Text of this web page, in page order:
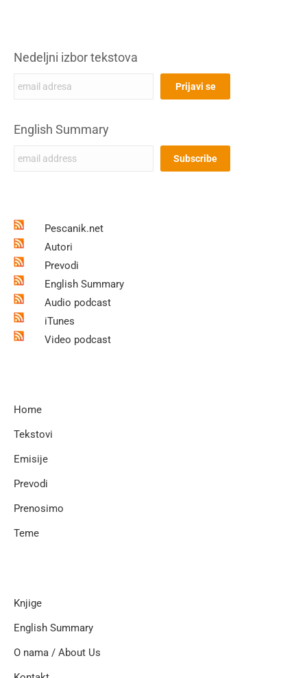
Nedeljni izbor tekstova
English Summary
Pescanik.net
Autori
Prevodi
English Summary
Audio podcast
iTunes
Video podcast
Home
Tekstovi
Emisije
Prevodi
Prenosimo
Teme
Knjige
English Summary
O nama / About Us